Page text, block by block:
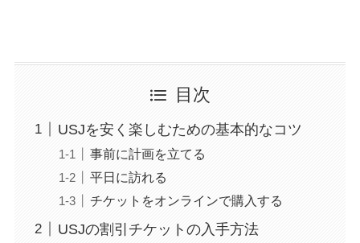
目次
USJを安く楽しむための基本的なコツ
事前に計画を立てる
平日に訪れる
チケットをオンラインで購入する
USJの割引チケットの入手方法